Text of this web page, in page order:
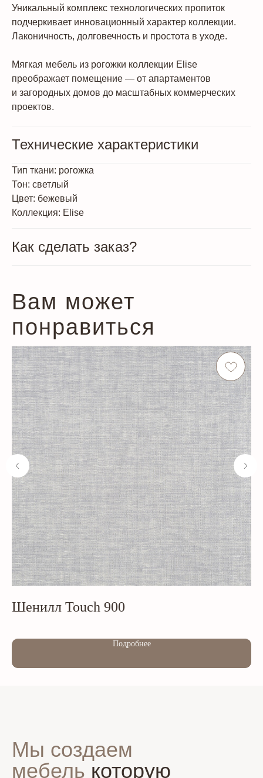
Уникальный комплекс технологических пропиток
подчеркивает инновационный характер коллекции.
Лаконичность, долговечность и простота в уходе.
Мягкая мебель из рогожки коллекции Elise
преображает помещение — от апартаментов
и загородных домов до масштабных коммерческих
проектов.
Технические характеристики
Тип ткани: рогожка
Тон: светлый
Цвет: бежевый
Коллекция: Elise
Как сделать заказ?
Вам может
понравиться
Шенилл Touch 900
Подробнее
Мы создаем
мебель которую